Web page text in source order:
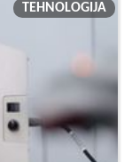
TEHNOLOGIJA